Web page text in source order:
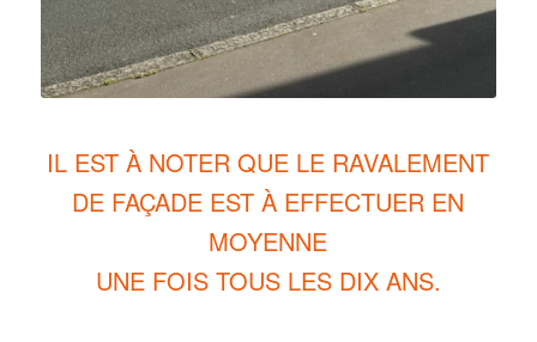
IL EST À NOTER QUE LE RAVALEMENT
DE FAÇADE EST À EFFECTUER EN
MOYENNE
UNE FOIS TOUS LES DIX ANS.